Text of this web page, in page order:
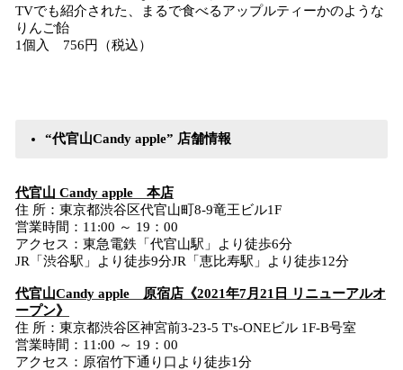
TVでも紹介された、まるで食べるアップルティーかのような
りんご飴
1個入 756円（税込）
“代官山Candy apple” 店舗情報
代官山 Candy apple 本店
住 所：東京都渋谷区代官山町8-9竜王ビル1F
営業時間：11:00 ～ 19：00
アクセス：東急電鉄「代官山駅」より徒歩6分
JR「渋谷駅」より徒歩9分JR「恵比寿駅」より徒歩12分
代官山Candy apple 原宿店《2021年7月21日 リニューアルオ
ープン》
住 所：東京都渋谷区神宮前3-23-5 T's-ONEビル 1F-B号室
営業時間：11:00 ～ 19：00
アクセス：原宿竹下通り口より徒歩1分